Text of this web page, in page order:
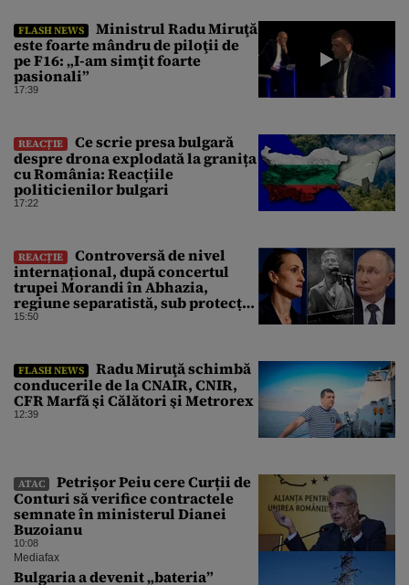
FLASH NEWS
Ministrul Radu Miruţă
este foarte mândru de piloţii de
pe F16: „I-am simţit foarte
pasionali”
17:39
REACȚIE
Ce scrie presa bulgară
despre drona explodată la granița
cu România: Reacțiile
politicienilor bulgari
17:22
REACȚIE
Controversă de nivel
internațional, după concertul
trupei Morandi în Abhazia,
regiune separatistă, sub protecția
Rusiei
15:50
FLASH NEWS
Radu Miruţă schimbă
conducerile de la CNAIR, CNIR,
CFR Marfă şi Călători şi Metrorex
12:39
ATAC
Petrișor Peiu cere Curții de
Conturi să verifice contractele
semnate în ministerul Dianei
Buzoianu
10:08
Mediafax
Bulgaria a devenit „bateria”